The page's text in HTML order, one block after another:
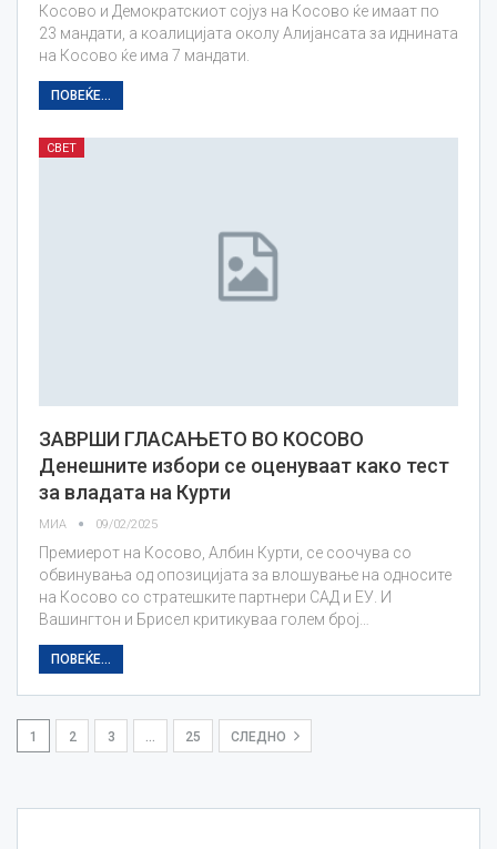
Косово и Демократскиот сојуз на Косово ќе имаат по
23 мандати, а коалицијата околу Алијансата за иднината
на Косово ќе има 7 мандати.
ПОВЕЌЕ...
СВЕТ
ЗАВРШИ ГЛАСАЊЕТО ВО КОСОВО
Денешните избори се оценуваат како тест
за владата на Курти
МИА 09/02/2025
Премиерот на Косово, Албин Курти, се соочува со
обвинувања од опозицијата за влошување на односите
на Косово со стратешките партнери САД и ЕУ. И
Вашингтон и Брисел критикуваа голем број…
ПОВЕЌЕ...
1 2 3 25 СЛЕДНО